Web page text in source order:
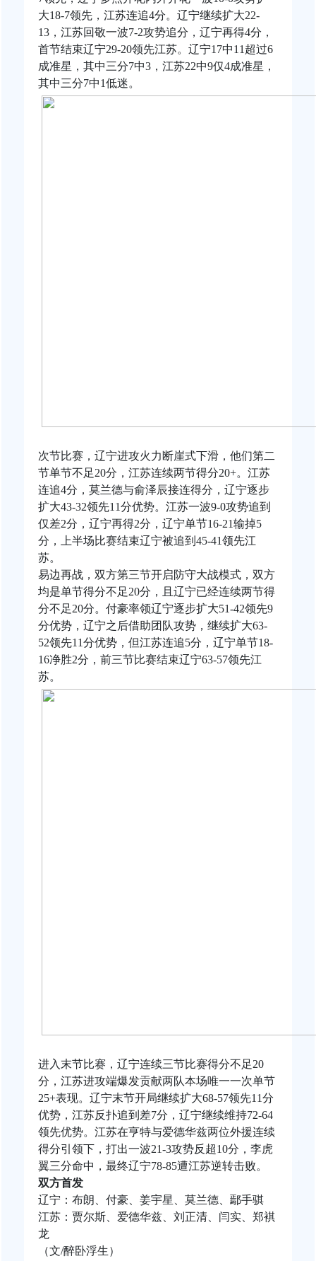
大18-7领先，江苏连追4分。辽宁继续扩大22-
13，江苏回敬一波7-2攻势追分，辽宁再得4分，
首节结束辽宁29-20领先江苏。辽宁17中11超过6
成准星，其中三分7中3，江苏22中9仅4成准星，
其中三分7中1低迷。
次节比赛，辽宁进攻火力断崖式下滑，他们第二
节单节不足20分，江苏连续两节得分20+。江苏
连追4分，莫兰德与俞泽辰接连得分，辽宁逐步
扩大43-32领先11分优势。江苏一波9-0攻势追到
仅差2分，辽宁再得2分，辽宁单节16-21输掉5
分，上半场比赛结束辽宁被追到45-41领先江
苏。
易边再战，双方第三节开启防守大战模式，双方
均是单节得分不足20分，且辽宁已经连续两节得
分不足20分。付豪率领辽宁逐步扩大51-42领先9
分优势，辽宁之后借助团队攻势，继续扩大63-
52领先11分优势，但江苏连追5分，辽宁单节18-
16净胜2分，前三节比赛结束辽宁63-57领先江
苏。
进入末节比赛，辽宁连续三节比赛得分不足20
分，江苏进攻端爆发贡献两队本场唯一一次单节
25+表现。辽宁末节开局继续扩大68-57领先11分
优势，江苏反扑追到差7分，辽宁继续维持72-64
领先优势。江苏在亨特与爱德华兹两位外援连续
得分引领下，打出一波21-3攻势反超10分，李虎
翼三分命中，最终辽宁78-85遭江苏逆转击败。
双方首发
辽宁：布朗、付豪、姜宇星、莫兰德、鄢手骐
江苏：贾尔斯、爱德华兹、刘正清、闫实、郑褀
龙
（文/醉卧浮生）